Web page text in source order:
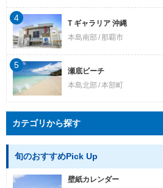
T ギャラリア 沖縄
本島南部
那覇市
4
瀬底ビーチ
本島北部 本部町
5
カテゴリから探す
旬のおすすめPick Up
壁紙カレンダー